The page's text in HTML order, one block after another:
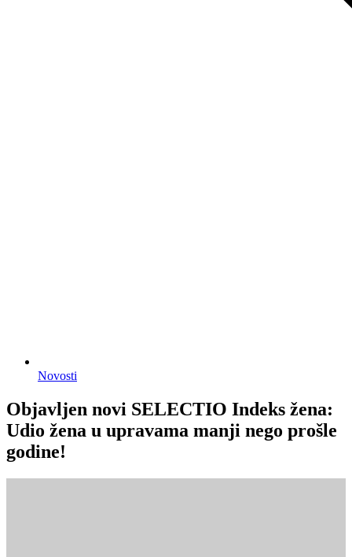
Novosti
Objavljen novi SELECTIO Indeks žena:
Udio žena u upravama manji nego prošle
godine!